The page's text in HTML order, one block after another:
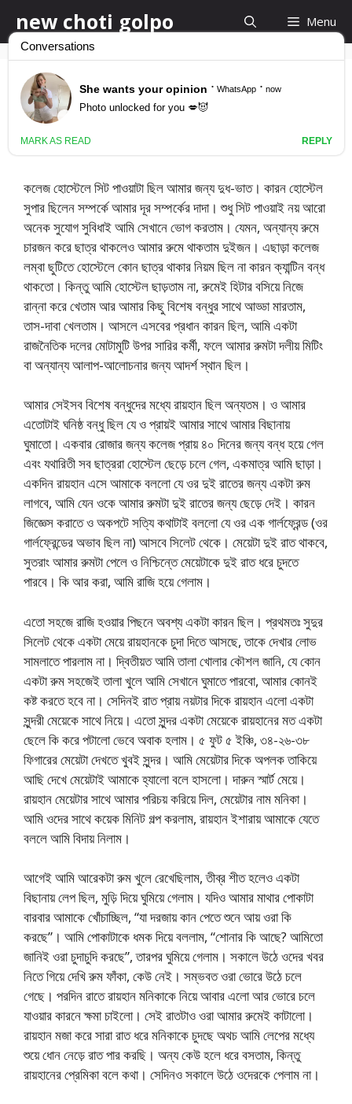
to
content
new choti golpo Menu
Bangla Choti
March 27, 2017
কলেজ হোস্টেলে সিট পাওয়াটা ছিল আমার জন্য দুধ-ভাত। কারন হোস্টেল
সুপার ছিলেন সম্পর্কে আমার দূর সম্পর্কের দাদা। শুধু সিট পাওয়াই নয় আরো
অনেক সুযোগ সুবিধাই আমি সেখানে ভোগ করতাম। যেমন, অন্যান্য রুমে
চারজন করে ছাত্র থাকলেও আমার রুমে থাকতাম দুইজন। এছাড়া কলেজ
লম্বা ছুটিতে হোস্টেলে কোন ছাত্র থাকার নিয়ম ছিল না কারন ক্যান্টিন বন্ধ
থাকতো। কিন্তু আমি হোস্টেল ছাড়তাম না, রুমেই হিটার বসিয়ে নিজে
রান্না করে খেতাম আর আমার কিছু বিশেষ বন্ধুর সাথে আড্ডা মারতাম,
তাস-দাবা খেলতাম। আসলে এসবের প্রধান কারন ছিল, আমি একটা
রাজনৈতিক দলের মোটামুটি উপর সারির কর্মী, ফলে আমার রুমটা দলীয় মিটিং
বা অন্যান্য আলাপ-আলোচনার জন্য আদর্শ স্থান ছিল।
আমার সেইসব বিশেষ বন্ধুদের মধ্যে রায়হান ছিল অন্যতম। ও আমার
এতোটাই ঘনিষ্ঠ বন্ধু ছিল যে ও প্রায়ই আমার সাথে আমার বিছানায়
ঘুমাতো। একবার রোজার জন্য কলেজ প্রায় ৪০ দিনের জন্য বন্ধ হয়ে গেল
এবং যথারিতী সব ছাত্ররা হোস্টেল ছেড়ে চলে গেল, একমাত্র আমি ছাড়া।
একদিন রায়হান এসে আমাকে বললো যে ওর দুই রাতের জন্য একটা রুম
লাগবে, আমি যেন ওকে আমার রুমটা দুই রাতের জন্য ছেড়ে দেই। কারন
জিজ্ঞেস করাতে ও অকপটে সত্যি কথাটাই বললো যে ওর এক গার্লফ্রেন্ড (ওর
গার্লফ্রেন্ডের অভাব ছিল না) আসবে সিলেট থেকে। মেয়েটা দুই রাত থাকবে,
সুতরাং আমার রুমটা পেলে ও নিশ্চিন্তে মেয়েটাকে দুই রাত ধরে চুদতে
পারবে। কি আর করা, আমি রাজি হয়ে গেলাম।
এতো সহজে রাজি হওয়ার পিছনে অবশ্য একটা কারন ছিল। প্রথমতঃ সুদুর
সিলেট থেকে একটা মেয়ে রায়হানকে চুদা দিতে আসছে, তাকে দেখার লোভ
সামলাতে পারলাম না। দ্বিতীয়ত আমি তালা খোলার কৌশল জানি, যে কোন
একটা রুম সহজেই তালা খুলে আমি সেখানে ঘুমাতে পারবো, আমার কোনই
কষ্ট করতে হবে না। সেদিনই রাত প্রায় নয়টার দিকে রায়হান এলো একটা
সুন্দরী মেয়েকে সাথে নিয়ে। এতো সুন্দর একটা মেয়েকে রায়হানের মত একটা
ছেলে কি করে পটালো ভেবে অবাক হলাম। ৫ ফুট ৫ ইঞ্চি, ৩৪-২৬-৩৮
ফিগারের মেয়েটা দেখতে খুবই সুন্দর। আমি মেয়েটার দিকে অপলক তাকিয়ে
আছি দেখে মেয়েটাই আমাকে হ্যালো বলে হাসলো। দারুন স্মার্ট মেয়ে।
রায়হান মেয়েটার সাথে আমার পরিচয় করিয়ে দিল, মেয়েটার নাম মনিকা।
আমি ওদের সাথে কয়েক মিনিট গল্প করলাম, রায়হান ইশারায় আমাকে যেতে
বললে আমি বিদায় নিলাম।
আগেই আমি আরেকটা রুম খুলে রেখেছিলাম, তীব্র শীত হলেও একটা
বিছানায় লেপ ছিল, মুড়ি দিয়ে ঘুমিয়ে গেলাম। যদিও আমার মাথার পোকাটা
বারবার আমাকে খোঁচাচ্ছিল, “যা দরজায় কান পেতে শুনে আয় ওরা কি
করছে”। আমি পোকাটাকে ধমক দিয়ে বললাম, “শোনার কি আছে? আমিতো
জানিই ওরা চুদাচুদি করছে”, তারপর ঘুমিয়ে গেলাম। সকালে উঠে ওদের খবর
নিতে গিয়ে দেখি রুম ফাঁকা, কেউ নেই। সম্ভবত ওরা ভোরে উঠে চলে
গেছে। পরদিন রাতে রায়হান মনিকাকে নিয়ে আবার এলো আর ভোরে চলে
যাওয়ার কারনে ক্ষমা চাইলো। সেই রাতটাও ওরা আমার রুমেই কাটালো।
রায়হান মজা করে সারা রাত ধরে মনিকাকে চুদছে অথচ আমি লেপের মধ্যে
শুয়ে ধোন নেড়ে রাত পার করছি। অন্য কেউ হলে ধরে বসতাম, কিন্তু
রায়হানের প্রেমিকা বলে কথা। সেদিনও সকালে উঠে ওদেরকে পেলাম না।